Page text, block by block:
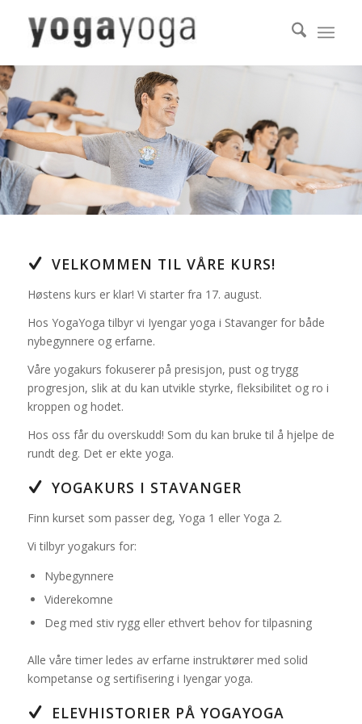
VELKOMMEN TIL VÅRE KURS!
Høstens kurs er klar! Vi starter fra 17. august.
Hos YogaYoga tilbyr vi Iyengar yoga i Stavanger for både
nybegynnere og erfarne.
Våre yogakurs fokuserer på presisjon, pust og trygg
progresjon, slik at du kan utvikle styrke, fleksibilitet og ro i
kroppen og hodet.
Hos oss får du overskudd! Som du kan bruke til å hjelpe de
rundt deg. Det er ekte yoga.
YOGAKURS I STAVANGER
Finn kurset som passer deg, Yoga 1 eller Yoga 2.
Vi tilbyr yogakurs for:
Nybegynnere
Viderekomne
Deg med stiv rygg eller ethvert behov for tilpasning
Alle våre timer ledes av erfarne instruktører med solid
kompetanse og sertifisering i Iyengar yoga.
ELEVHISTORIER PÅ YOGAYOGA